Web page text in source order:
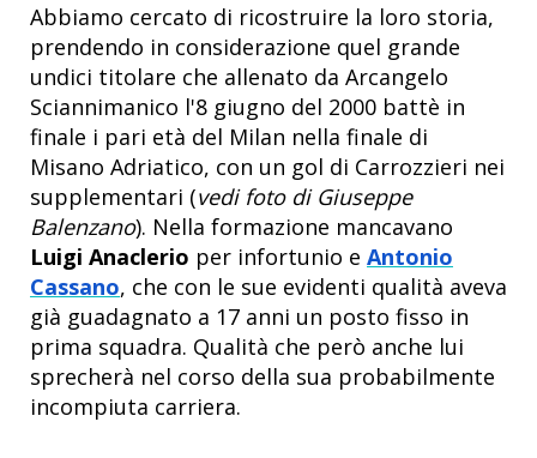
Abbiamo cercato di ricostruire la loro storia,
prendendo in considerazione quel grande
undici titolare che allenato da Arcangelo
Sciannimanico l'8 giugno del 2000 battè in
finale i pari età del Milan nella finale di
Misano Adriatico, con un gol di Carrozzieri nei
supplementari (vedi foto di Giuseppe
Balenzano). Nella formazione mancavano
Luigi Anaclerio per infortunio e Antonio
Cassano, che con le sue evidenti qualità aveva
già guadagnato a 17 anni un posto fisso in
prima squadra. Qualità che però anche lui
sprecherà nel corso della sua probabilmente
incompiuta carriera.